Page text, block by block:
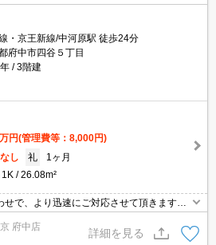
・京王新線/中河原駅 徒歩24分
府中市四谷５丁目
3階建
万円(管理費等：8,000円)
なし 礼
1ヶ月
1K 26.08m²
せで、より迅速にご対応させて頂きます～
グまで～
府中店
詳細を見る